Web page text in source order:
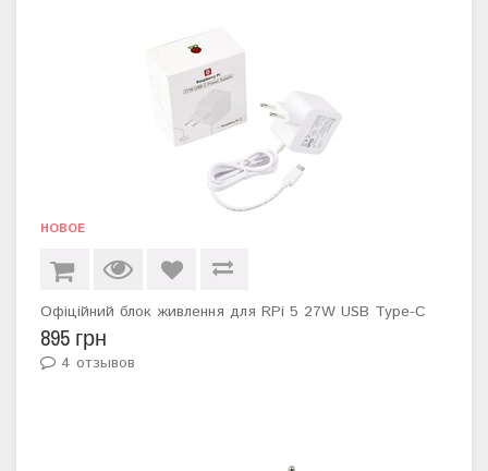
НОВОЕ
Офіційний блок живлення для RPi 5 27W USB Type-C
895 грн
4 отзывов